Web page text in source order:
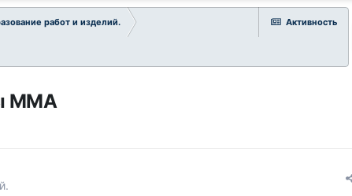
Активность
работ и изделий.
MMA